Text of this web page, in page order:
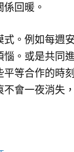
回暖。
。例如每週
。或是共同
等合作的時
會一夜消失